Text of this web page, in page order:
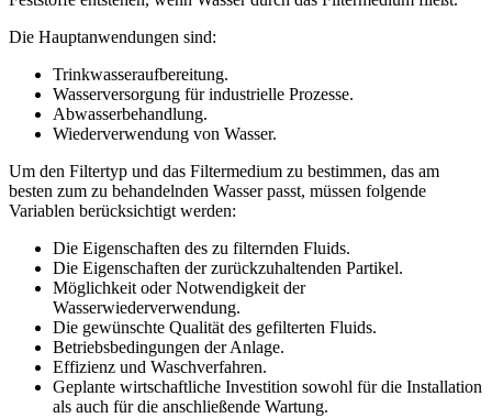
Die Hauptanwendungen sind:
Trinkwasseraufbereitung.
Wasserversorgung für industrielle Prozesse.
Abwasserbehandlung.
Wiederverwendung von Wasser.
Um den Filtertyp und das Filtermedium zu bestimmen, das am
besten zum zu behandelnden Wasser passt, müssen folgende
Variablen berücksichtigt werden:
Die Eigenschaften des zu filternden Fluids.
Die Eigenschaften der zurückzuhaltenden Partikel.
Möglichkeit oder Notwendigkeit der
Wasserwiederverwendung.
Die gewünschte Qualität des gefilterten Fluids.
Betriebsbedingungen der Anlage.
Effizienz und Waschverfahren.
Geplante wirtschaftliche Investition sowohl für die Installation
als auch für die anschließende Wartung.